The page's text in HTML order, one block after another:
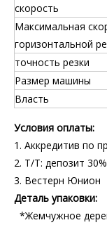
скорость
Максимальная
горизонтальной
точность резки
Размер машины
Власть
Условия оплаты:
1. Аккредитив по
2. Т/Т: депозит
3. Вестерн Юнион
Деталь упаковки:
*Жемчужное